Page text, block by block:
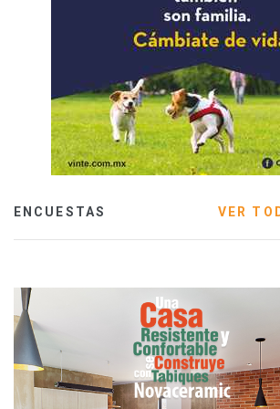
ENCUESTAS VER